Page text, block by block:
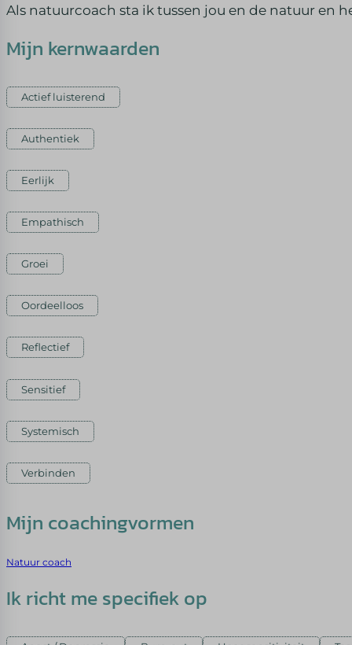
Als natuurcoach sta ik tussen jou en de natuur en
Mijn kernwaarden
Actief luisterend
Authentiek
Eerlijk
Empathisch
Groei
Oordeelloos
Reflectief
Sensitief
Systemisch
Verbinden
Mijn coachingvormen
Natuur coach
Ik richt me specifiek op